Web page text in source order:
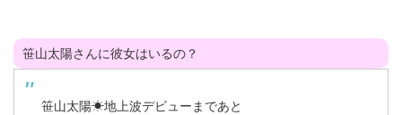
笹山太陽さんに彼女はいるの？
笹山太陽☀地上波デビューまであと